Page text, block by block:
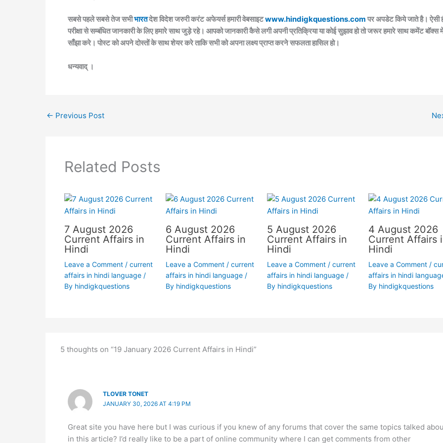
सबसे पहले सबसे तेज सभीभारतदेश विदेश जरुरी करंट अफेयर्स हमारी वेबसाइटwww.hindigkquestions.com पर अपडेट किये जाते है। ऐसी
परीक्षा से सम्बंधित जानकारी के लिए हमारे साथ जुड़े रहे। आपको जानकारी कैसे लगी अपनी प्रतिक्रिया या कोई सुझाव हो तो जरूर हमारे साथ कमेंट बॉक्स
साँझा करे। पोस्ट को अपने दोस्तों के साथ शेयर करे ताकि सभी को अपना लक्ष्य प्राप्त करने सफलता हासिल हो।
धन्यवाद् ।
← Previous Post
Related Posts
7 August 2026
Current Affairs in
Hindi
Leave a Comment / current
affairs in hindi language/
By hindigkquestions
6 August 2026
Current Affairs in
Hindi
Leave a Comment / current
affairs in hindi language/
By hindigkquestions
5 August 2026
Current Affairs in
Hindi
Leave a Comment / current
affairs in hindi language/
By hindigkquestions
4 August 2026
Current Affairs
Hindi
Leave a Comment /
affairs in hindi
By hindigkquestions
5 thoughts on “19 January 2026 Current Affairs in Hindi”
TLOVER TONET
JANUARY 30, 2026 AT 4:19 PM
Great site you have here but I was curious if you knew of any forums that cover the same topics talked
in this article? I’d really like to be a part of online community where I can get comments from other